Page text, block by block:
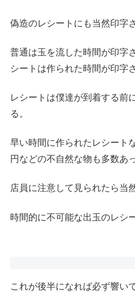
偽造のレシートにも当然印字
普通は玉を流した時間が印字
シートは作られた時間が印字
レシートは僕達が到着する前
る。
早い時間に作られたレシート
円などの不自然な物も多数あ
店員に注意して見られたら当
時間的に不可能な出玉のレシ
これが後半になれば必ず響い